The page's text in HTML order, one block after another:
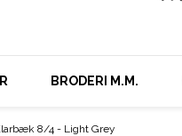
BRODERI M.M.
8/4 - Light Grey